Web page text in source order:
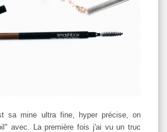
sa mine ultra fine, hyper précise, on
avec. La première fois j'ai vu un truc